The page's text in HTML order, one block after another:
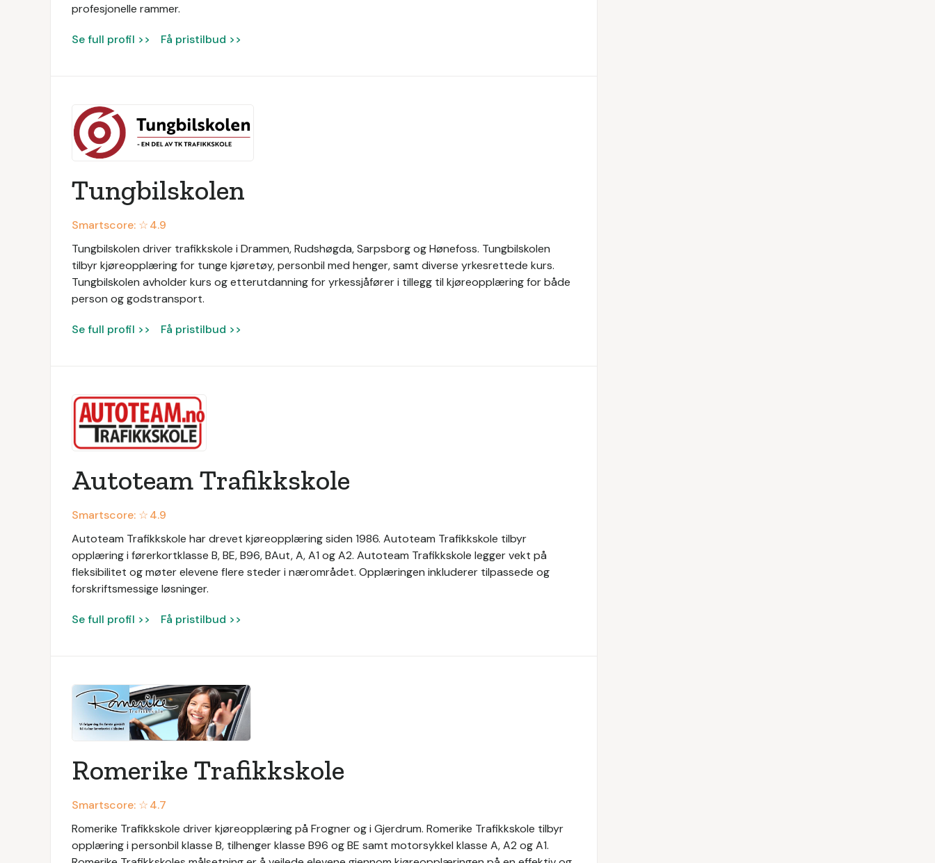
profesjonelle rammer.
Se full profil >> Få pristilbud >>
Tungbilskolen
Smartscore: ☆4.9
Tungbilskolen driver trafikkskole i Drammen, Rudshøgda, Sarpsborg og Hønefoss. Tungbilskolen
tilbyr kjøreopplæring for tunge kjøretøy, personbil med henger, samt diverse yrkesrettede kurs.
Tungbilskolen avholder kurs og etterutdanning for yrkessjåfører i tillegg til kjøreopplæring for både
person og godstransport.
Se full profil >> Få pristilbud >>
Autoteam Trafikkskole
Smartscore: ☆4.9
Autoteam Trafikkskole har drevet kjøreopplæring siden 1986. Autoteam Trafikkskole tilbyr
opplæring i førerkortklasse B, BE, B96, BAut, A, A1 og A2. Autoteam Trafikkskole legger vekt på
fleksibilitet og møter elevene flere steder i nærområdet. Opplæringen inkluderer tilpassede og
forskriftsmessige løsninger.
Se full profil >> Få pristilbud >>
Romerike Trafikkskole
Smartscore: ☆4.7
Romerike Trafikkskole driver kjøreopplæring på Frogner og i Gjerdrum. Romerike Trafikkskole tilbyr
opplæring i personbil klasse B, tilhenger klasse B96 og BE samt motorsykkel klasse A, A2 og A1.